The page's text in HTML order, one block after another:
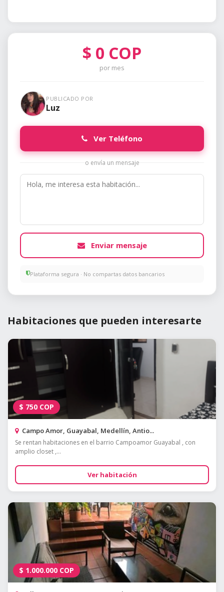
$ 0 COP
por mes
PUBLICADO POR
Luz
Ver Teléfono
o envía un mensaje
Enviar mensaje
Plataforma segura · No compartas datos bancarios
Habitaciones que pueden interesarte
$ 750 COP
Campo Amor, Guayabal, Medellín, Antio...
Se rentan habitaciones en el barrio Campoamor Guayabal , con
amplio closet ,...
Ver habitación
$ 1.000.000 COP